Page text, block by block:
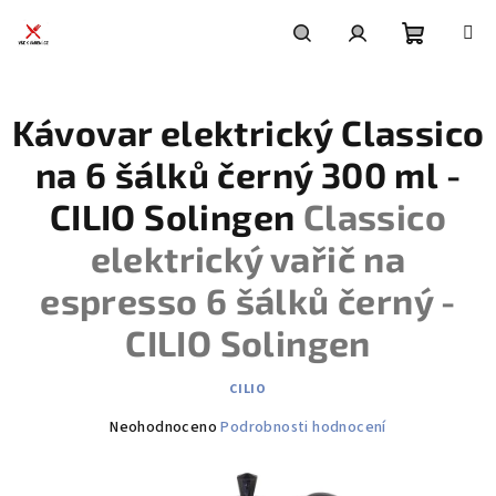
košík
Kávovar elektrický Classico
na 6 šálků černý 300 ml -
CILIO Solingen Classico
elektrický vařič na
espresso 6 šálků černý -
CILIO Solingen
CILIO
Průměrné
Neohodnoceno Podrobnosti hodnocení